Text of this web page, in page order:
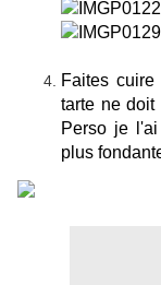
Faites
tarte ne doit
Perso je
plus